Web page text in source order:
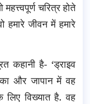
चरित्र होते
जीवन में हमारे
कहानी है- ‘ड्राइव
और जापान में वह
विख्यात है. वह